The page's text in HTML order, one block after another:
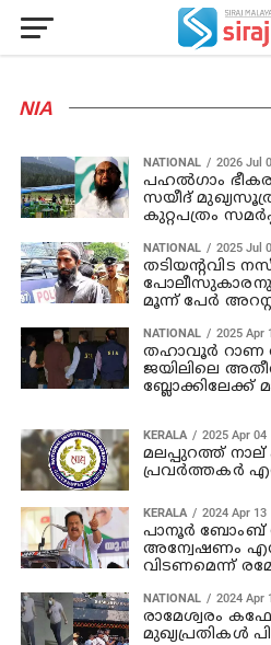
NIA
NATIONAL 2026 Jul
പഹല്‍ഗാം
സയീദ്
കുറ്റപത്രം
NATIONAL 2025 Jul
തടിയന്റവിട
മൂന്ന് പേര്‍
NATIONAL 2025 Apr
തഹാവൂര്‍ റാണ
ജയിലിലെ
ബ്ലോക്കിലേക്ക്
KERALA 2025 Apr 04
മലപ്പുറത്ത്
പ്രവര്‍ത്തകര്‍
KERALA 2024 Apr 13
പാനൂര്‍ ബോംബ്
അന്വേഷണം
വിടണമെന്ന്
NATIONAL 2024 Apr
രാമേശ്വരം
മുഖ്യപ്രതികള്‍